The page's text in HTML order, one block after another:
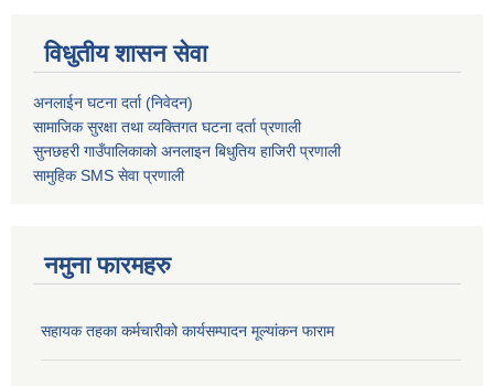
विधुतीय शासन सेवा
अनलाईन घटना दर्ता (निवेदन)
सामाजिक सुरक्षा तथा व्यक्तिगत घटना दर्ताप्रणाली
सुनछहरी गाउँपालिकाको अनलाइन बिधुतिय हाजिरी प्रणाली
सामुहिकSMS सेवाप्रणाली
नमुना फारमहरु
सहायक तहका कर्मचारीको कार्यसम्पादन मूल्यांकन फाराम